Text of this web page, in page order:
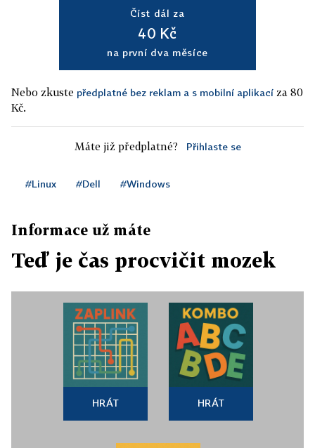
Číst dál za
40 Kč
na první dva měsíce
Nebo zkuste předplatné bez reklam a s mobilní aplikací za 80
Kč.
Máte již předplatné? Přihlaste se
#Linux #Dell #Windows
Informace už máte
Teď je čas procvičit mozek
HRÁT HRÁT